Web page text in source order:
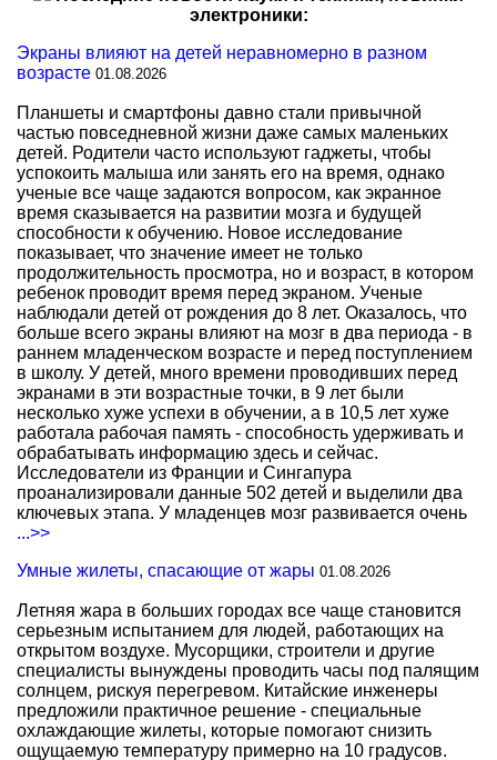
электроники:
Экраны влияют на детей неравномерно в разном
возрасте 01.08.2026
Планшеты и смартфоны давно стали привычной
частью повседневной жизни даже самых маленьких
детей. Родители часто используют гаджеты, чтобы
успокоить малыша или занять его на время, однако
ученые все чаще задаются вопросом, как экранное
время сказывается на развитии мозга и будущей
способности к обучению. Новое исследование
показывает, что значение имеет не только
продолжительность просмотра, но и возраст, в котором
ребенок проводит время перед экраном. Ученые
наблюдали детей от рождения до 8 лет. Оказалось, что
больше всего экраны влияют на мозг в два периода - в
раннем младенческом возрасте и перед поступлением
в школу. У детей, много времени проводивших перед
экранами в эти возрастные точки, в 9 лет были
несколько хуже успехи в обучении, а в 10,5 лет хуже
работала рабочая память - способность удерживать и
обрабатывать информацию здесь и сейчас.
Исследователи из Франции и Сингапура
проанализировали данные 502 детей и выделили два
ключевых этапа. У младенцев мозг развивается очень
...>>
Умные жилеты, спасающие от жары 01.08.2026
Летняя жара в больших городах все чаще становится
серьезным испытанием для людей, работающих на
открытом воздухе. Мусорщики, строители и другие
специалисты вынуждены проводить часы под палящим
солнцем, рискуя перегревом. Китайские инженеры
предложили практичное решение - специальные
охлаждающие жилеты, которые помогают снизить
ощущаемую температуру примерно на 10 градусов.